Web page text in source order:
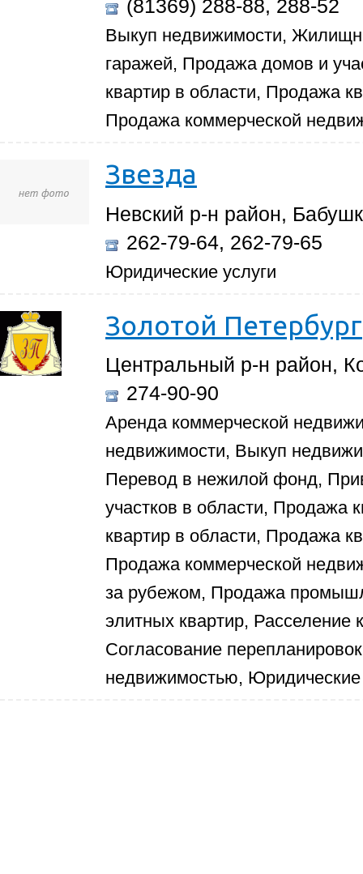
(81369) 288-88, 288-52
Выкуп недвижимости,
гаражей, Продажа домов и
квартир в области, Продажа
Продажа коммерческой
Звезда
Невский р-н район,
262-79-64, 262-79-65
Юридические услуги
Золотой Петербург
Центральный р-н район,
274-90-90
Аренда коммерческой
недвижимости, Выкуп
Перевод в нежилой фонд,
участков в области, Продажа
квартир в области, Продажа
Продажа коммерческой
за рубежом, Продажа
элитных квартир, Расселение
Согласование
недвижимостью, Юридические